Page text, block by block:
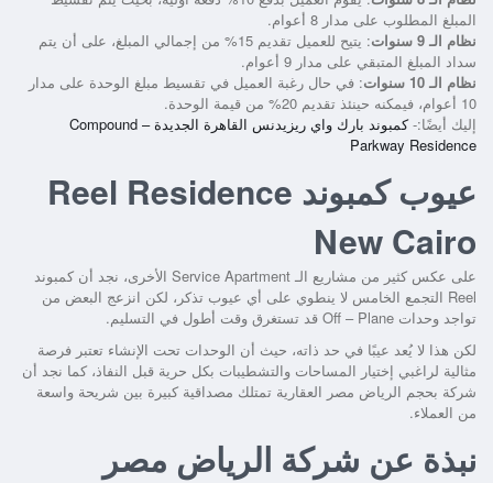
المبلغ المطلوب على مدار 8 أعوام.
نظام الـ 9 سنوات
: يتيح للعميل تقديم 15% من إجمالي المبلغ، على أن يتم
سداد المبلغ المتبقي على مدار 9 أعوام.
نظام الـ 10 سنوات
: في حال رغبة العميل في تقسيط مبلغ الوحدة على مدار
10 أعوام، فيمكنه حينئذ تقديم 20% من قيمة الوحدة.
إليك أيضًا:-
كمبوند بارك واي ريزيدنس القاهرة الجديدة – Compound
Parkway Residence
عيوب كمبوند Reel Residence
New Cairo
على عكس كثير من مشاريع الـ Service Apartment الأخرى، نجد أن
كمبوند
Reel التجمع الخامس
لا ينطوي على أي عيوب تذكر، لكن انزعج البعض من
تواجد وحدات Off – Plane قد تستغرق وقت أطول في التسليم.
لكن هذا لا يُعد عيبًا في حد ذاته، حيث أن الوحدات تحت الإنشاء تعتبر فرصة
مثالية لراغبي إختيار المساحات والتشطيبات بكل حرية قبل النفاذ، كما نجد أن
شركة بحجم الرياض مصر العقارية تمتلك مصداقية كبيرة بين شريحة واسعة
من العملاء.
نبذة عن شركة الرياض مصر